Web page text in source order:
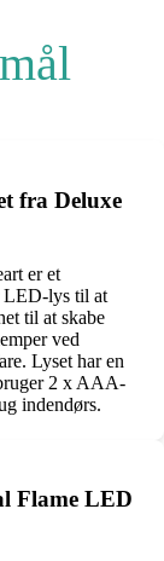
fra Deluxe
er et
LED-lys til at
til at skabe
ved
Lyset har en
2 x AAA-
indendørs.
Flame LED